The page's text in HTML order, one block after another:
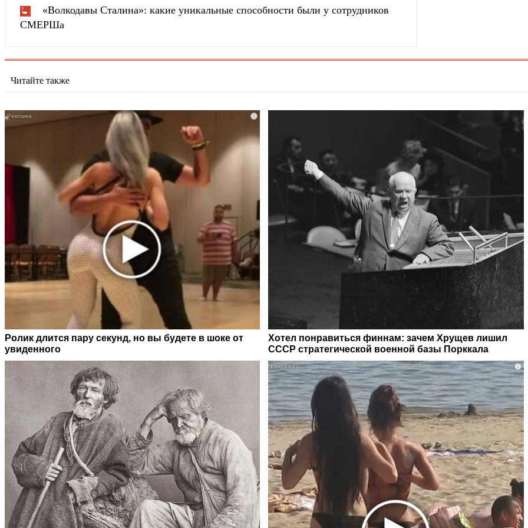
«Волкодавы Сталина»: какие уникальные способности были у сотрудников
СМЕРШа
Читайте также
i
Ролик длится пару секунд, но вы будете в шоке от
увиденного
Хотел понравиться финнам: зачем Хрущев лишил
СССР стратегической военной базы Порккала
i